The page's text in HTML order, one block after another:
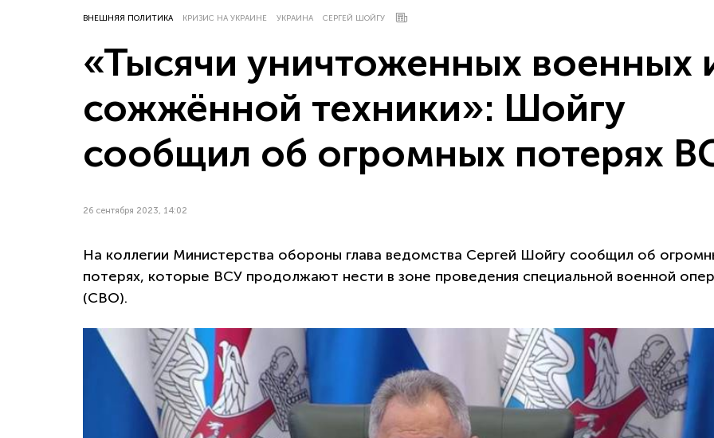
ВНЕШНЯЯ ПОЛИТИКА КРИЗИС НА УКРАИНЕ УКРАИНА СЕРГЕЙ ШОЙГУ
«Тысячи уничтоженных военных
сожжённой техники»: Шойгу
сообщил об огромных потерях
26 сентября 2023, 14:02
На коллегии Министерства обороны глава ведомства Сергей Шойгу сообщил об
потерях, которые ВСУ продолжают нести в зоне проведения специальной военной
(СВО).